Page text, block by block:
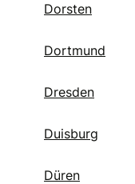
Dorsten
Dortmund
Dresden
Duisburg
Düren